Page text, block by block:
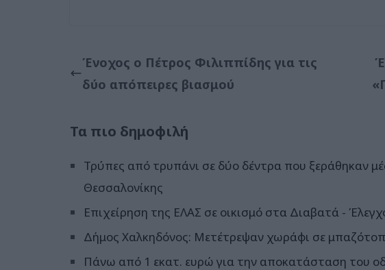
Ένοχος ο Πέτρος Φιλιππίδης για τις
δύο απόπειρες βιασμού
Τα πιο δημοφιλή
Τρύπες από τρυπάνι σε δύο δέντρα που ξεράθηκαν
Θεσσαλονίκης
Επιχείρηση της ΕΛΑΣ σε οικισμό στα Διαβατά -
Δήμος Χαλκηδόνος: Μετέτρεψαν χωράφι σε
Πάνω από 1 εκατ. ευρώ για την αποκατάσταση του